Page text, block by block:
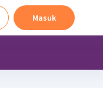
Masuk